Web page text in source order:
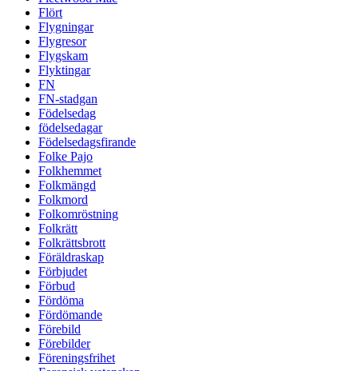
Flört
Flygningar
Flygresor
Flygskam
Flyktingar
FN
FN-stadgan
Födelsedag
födelsedagar
Födelsedagsfirande
Folke Pajo
Folkhemmet
Folkmängd
Folkmord
Folkomröstning
Folkrätt
Folkrättsbrott
Föräldraskap
Förbjudet
Förbud
Fördöma
Fördömande
Förebild
Förebilder
Föreningsfrihet